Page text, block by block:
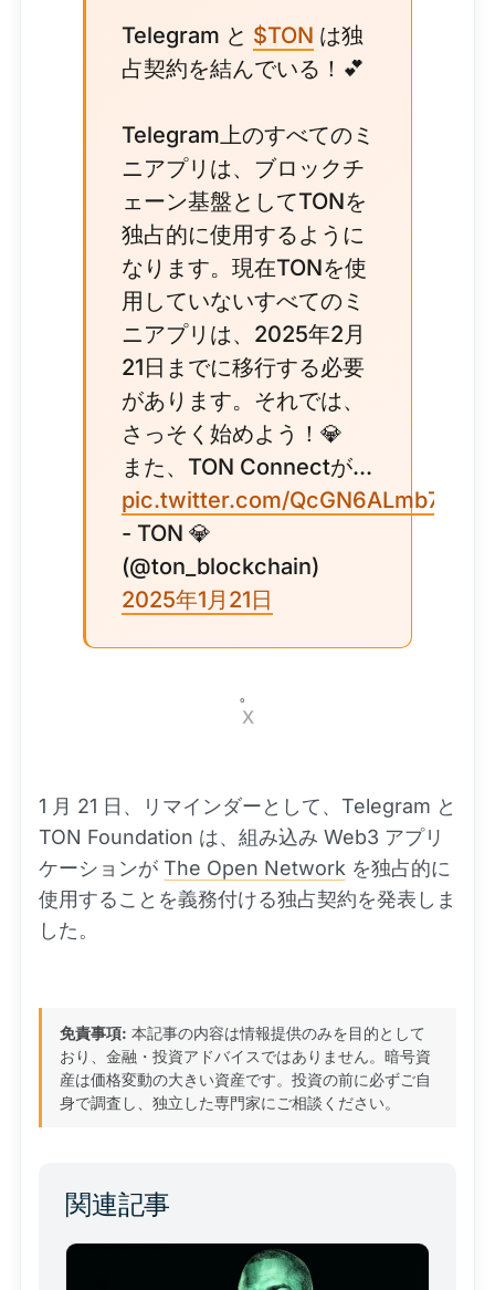
Telegram と $TON は独
占契約を結んでいる！💕
Telegram上のすべてのミ
ニアプリは、ブロックチ
ェーン基盤としてTONを
独占的に使用するように
なります。現在TONを使
用していないすべてのミ
ニアプリは、2025年2月
21日までに移行する必要
があります。それでは、
さっそく始めよう！💎
また、TON Connectが...
pic.twitter.com/QcGN6ALmb7
- TON 💎
(@ton_blockchain)
2025年1月21日
。
X
1 月 21 日、リマインダーとして、Telegram と
TON Foundation は、組み込み Web3 アプリ
ケーションが The Open Network を独占的に
使用することを義務付ける独占契約を発表しま
した。
免責事項: 本記事の内容は情報提供のみを目的として
おり、金融・投資アドバイスではありません。暗号資
産は価格変動の大きい資産です。投資の前に必ずご自
身で調査し、独立した専門家にご相談ください。
関連記事